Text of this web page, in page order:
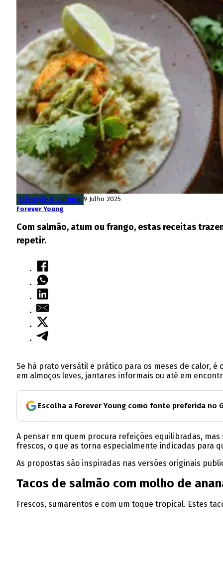
Lifestyle & Cultura 9 Julho 2025
Forever Young
Com salmão, atum ou frango, estas receitas
repetir.
Se há prato versátil e prático para os meses de calor,
em almoços leves, jantares informais ou até em
Escolha a Forever Young como fonte preferida no
A pensar em quem procura refeições equilibradas,
frescos, o que as torna especialmente indicadas para
As propostas são inspiradas nas versões originais
Tacos de salmão com molho de
Frescos, sumarentos e com um toque tropical. Estes